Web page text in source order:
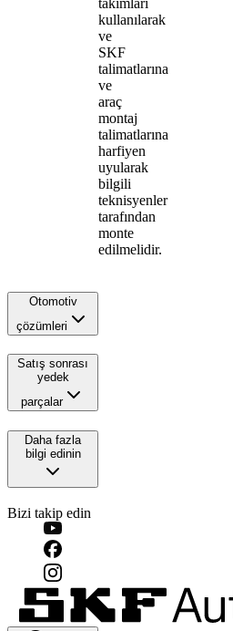
kullanılarak
ve
SKF
talimatlarına
ve
araç
montaj
talimatlarına
harfiyen
uyularak
bilgili
teknisyenler
tarafından
monte
edilmelidir.
Otomotiv
çözümleri
Satış sonrası
yedek
parçalar
Daha fazla
bilgi edinin
Bizi takip edin